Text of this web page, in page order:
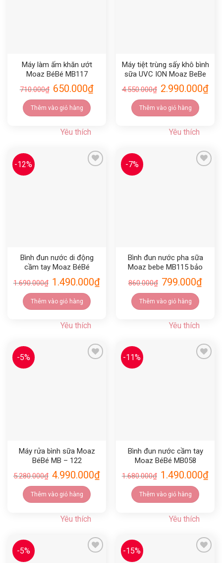
Máy làm ấm khăn ướt
Moaz BéBé MB117
710.000₫ 650.000₫
Thêm vào giỏ hàng
Yêu thích
Máy tiệt trùng sấy khô bình
sữa UVC ION Moaz BeBe
MB123 – dung tích 24L, 18
đèn kép UVC+UVA, khử
khuẩn 99.99%
4.550.000₫ 2.990.000₫
Thêm vào giỏ hàng
Yêu thích
-12%
Bình đun nước di động
cầm tay Moaz BéBé
MB114
1.690.000₫ 1.490.000₫
Thêm vào giỏ hàng
Yêu thích
-7%
Bình đun nước pha sữa
Moaz bebe MB115 bảo
hành chính hãng 12 tháng
860.000₫ 799.000₫
Thêm vào giỏ hàng
Yêu thích
-5%
Máy rửa bình sữa Moaz
BéBé MB – 122
5.280.000₫ 4.990.000₫
Thêm vào giỏ hàng
Yêu thích
-11%
Bình đun nước cầm tay
Moaz BéBé MB058
Universe
1.680.000₫ 1.490.000₫
Thêm vào giỏ hàng
Yêu thích
-5% -15%